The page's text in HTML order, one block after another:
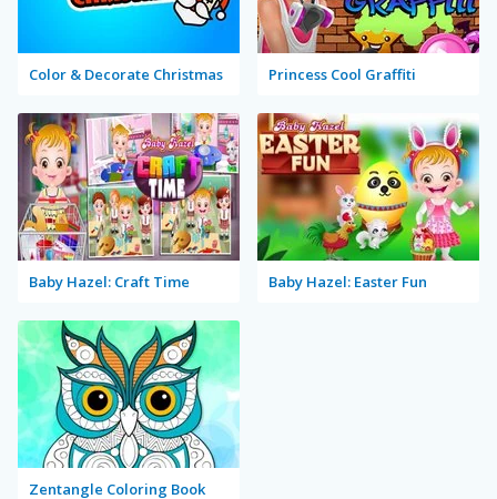
Color & Decorate Christmas Princess Cool Graffiti
Baby Hazel: Craft Time Baby Hazel: Easter Fun
Zentangle Coloring Book